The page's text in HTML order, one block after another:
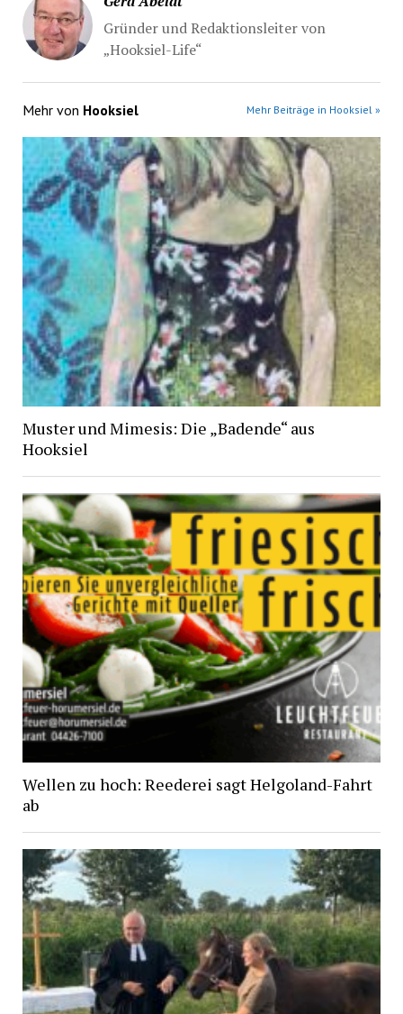
Gründer und Redaktionsleiter von
„Hooksiel-Life“
Mehr von Hooksiel Mehr Beiträge in Hooksiel »
Muster und Mimesis: Die „Badende“ aus
Hooksiel
Wellen zu hoch: Reederei sagt Helgoland-Fahrt
ab